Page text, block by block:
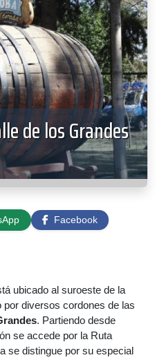
de los Grandes
Facebook
ubicado al suroeste de la
por diversos cordones de las
. Partiendo desde
se accede por la Ruta
se distingue por su especial